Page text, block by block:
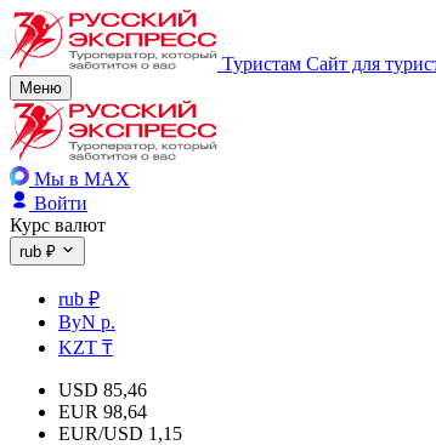
Туристам Сайт для
Меню
Мы в MAX
Войти
Курс валют
rub ₽
rub ₽
ByN р.
KZT ₸
USD 85,46
EUR 98,64
EUR/USD 1,15